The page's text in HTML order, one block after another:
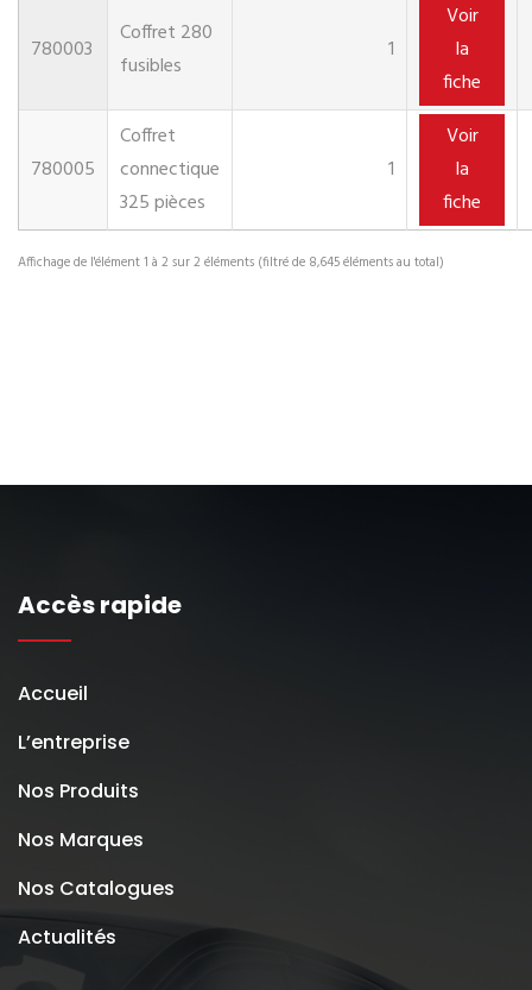
780003
Coffret 280
fusibles
1
Voir
la
fiche
780005
Coffret
connectique
325 pièces
1
Voir
la
fiche
Affichage de l'élément 1 à 2 sur 2 éléments (filtré de 8,645 éléments au total)
Accès rapide
Accueil
L’entreprise
Nos Produits
Nos Marques
Nos Catalogues
Actualités